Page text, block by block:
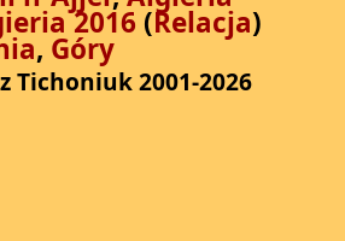
2016 (Relacja)
, Góry
Tichoniuk 2001-2026